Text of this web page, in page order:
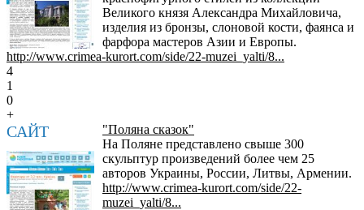
Великого князя Александра Михайловича,
изделия из бронзы, слоновой кости, фаянса и
фарфора мастеров Азии и Европы.
http://www.crimea-kurort.com/side/22-muzei_yalti/8...
4
1
0
+
САЙТ
"Поляна сказок"
На Поляне представлено свыше 300
скульптур произведений более чем 25
авторов Украины, России, Литвы, Армении.
http://www.crimea-kurort.com/side/22-
muzei_yalti/8...